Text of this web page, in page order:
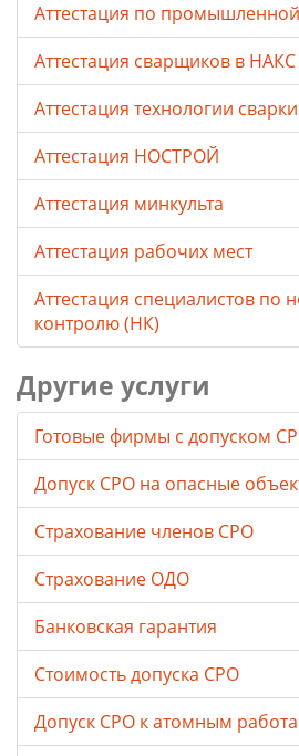
Аттестация по
Аттестация сварщиков в НАКС
Аттестация технологии
Аттестация НОСТРОЙ
Аттестация минкульта
Аттестация рабочих мест
Аттестация специалистов
контролю (НК)
Другие услуги
Готовые фирмы с допуском
Допуск СРО на опасные
Страхование членов СРО
Страхование ОДО
Банковская гарантия
Стоимость допуска СРО
Допуск СРО к атомным